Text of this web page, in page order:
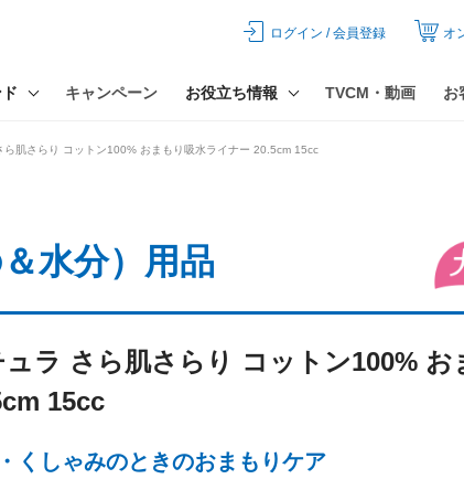
キャンペーン お役立ち情報 TVCM・動画 お
ログイン / 会員登録 オ
ら肌さらり コットン100% おまもり吸水ライナー 20.5cm 15cc
水分）用品
ラ さら肌さらり コットン100% お
15cc
くしゃみのときのおまもりケア